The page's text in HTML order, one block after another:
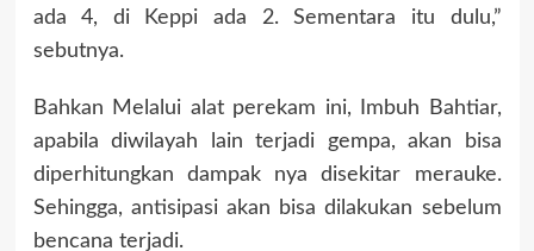
ada 4, di Keppi ada 2. Sementara itu dulu,”
sebutnya.
Bahkan Melalui alat perekam ini, Imbuh Bahtiar,
apabila diwilayah lain terjadi gempa, akan bisa
diperhitungkan dampak nya disekitar merauke.
Sehingga, antisipasi akan bisa dilakukan sebelum
bencana terjadi.